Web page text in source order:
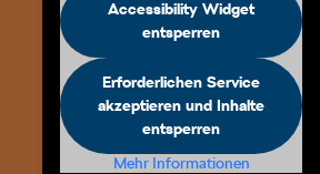
Accessibility Widget
entsperren
Erforderlichen Service
akzeptieren und Inhalte
entsperren
Mehr Informationen